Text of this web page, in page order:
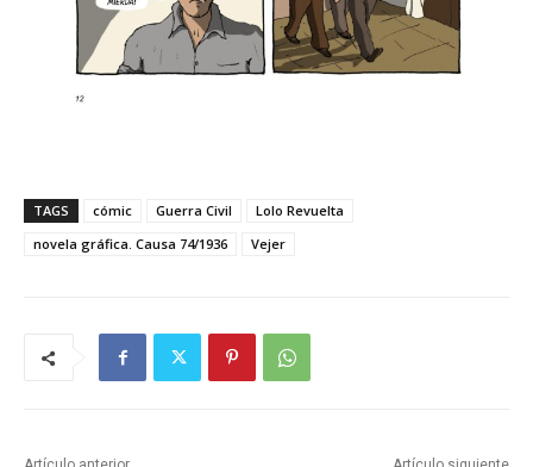
TAGS cómic Guerra Civil
Lolo Revuelta
novela gráfica. Causa 74/1936
Vejer